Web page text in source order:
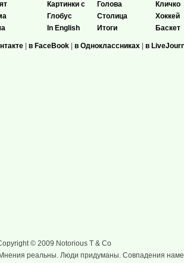
Картинки с
Глобус
In English
Голова
Столица
Итоги
Кличко
Хоккей
Баскет
| в FaceBook | в Одноклассниках | в
© 2009 Notorious T & Co
реальны. Люди придуманы. Совпадения